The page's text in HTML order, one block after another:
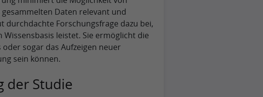
Daten relevant und
Forschungsfrage dazu bei,
leistet. Sie ermöglicht die
sogar das Aufzeigen neuer
sein können.
der Studie